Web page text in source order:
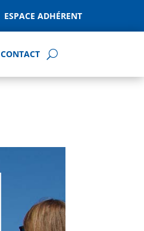
ESPACE ADHÉRENT
CONTACT